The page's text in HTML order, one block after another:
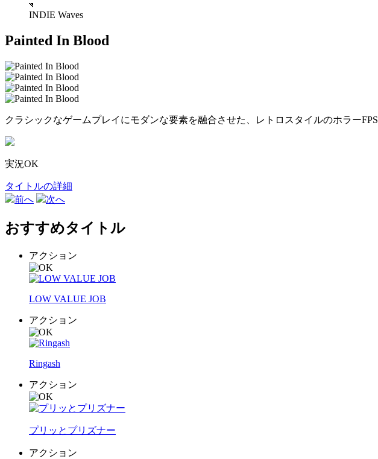
INDIE Waves
Painted In Blood
クラシックなゲームプレイにモダンな要素を融合させた、レトロスタイルのホラーFPS
実況OK
タイトルの詳細
前へ
次へ
おすすめタイトル
アクション
LOW VALUE JOB
アクション
Ringash
アクション
プリッとプリズナー
アクション